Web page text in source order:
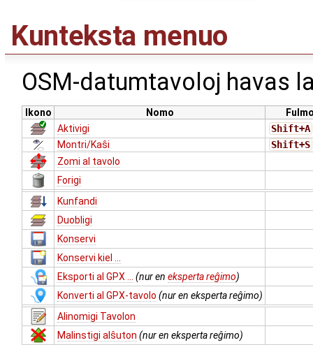
Kunteksta menuo
OSM-datumtavoloj havas
Ikono Nomo
Aktivigi
Shift+A
Montri/Kaŝi
Shift+S
Zomi al tavolo
Forigi
Kunfandi
Duobligi
Konservi
Konservi kiel ...
Eksporti al GPX ...
(nur en eksperta reĝimo)
Konverti al GPX-tavolo (nur en eksperta reĝimo)
Alinomigi Tavolon
Malinstigi alŝuton (nur en eksperta reĝimo)